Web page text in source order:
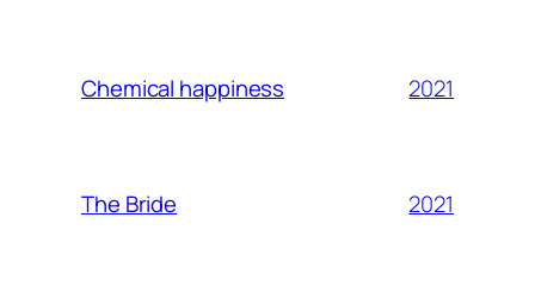
Chemical happiness 2021
The Bride 2021